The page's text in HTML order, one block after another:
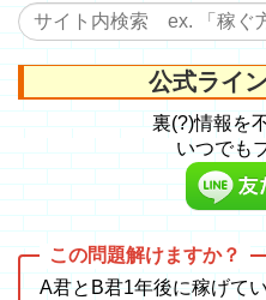
公式ライ
裏(?)情報を
いつでも
A君とB君1年後に稼げて